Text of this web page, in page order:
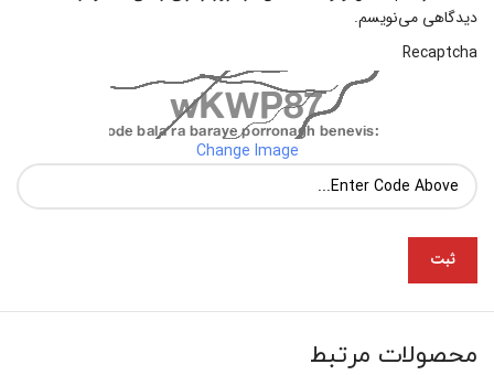
دیدگاهی می‌نویسم.
Recaptcha
Change Image
محصولات مرتبط